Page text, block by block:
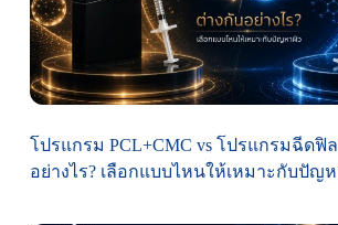
โปรแกรม PCL+CMC vs โปรแกรมฉีดฟิ
อย่างไร? เลือกแบบไหนให้เหมาะกับปัญ